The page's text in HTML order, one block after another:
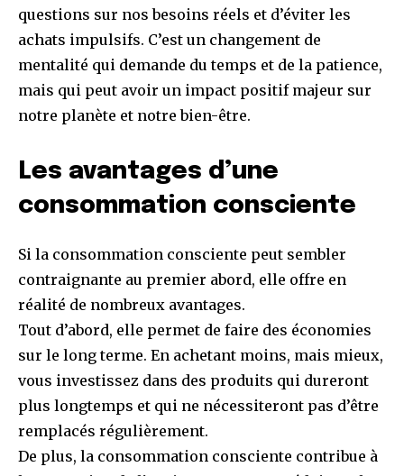
questions sur nos besoins réels et d’éviter les
achats impulsifs. C’est un changement de
mentalité qui demande du temps et de la patience,
mais qui peut avoir un impact positif majeur sur
notre planète et notre bien-être.
Les avantages d’une
consommation consciente
Si la consommation consciente peut sembler
contraignante au premier abord, elle offre en
réalité de nombreux avantages.
Tout d’abord, elle permet de faire des économies
sur le long terme. En achetant moins, mais mieux,
vous investissez dans des produits qui dureront
plus longtemps et qui ne nécessiteront pas d’être
remplacés régulièrement.
De plus, la consommation consciente contribue à